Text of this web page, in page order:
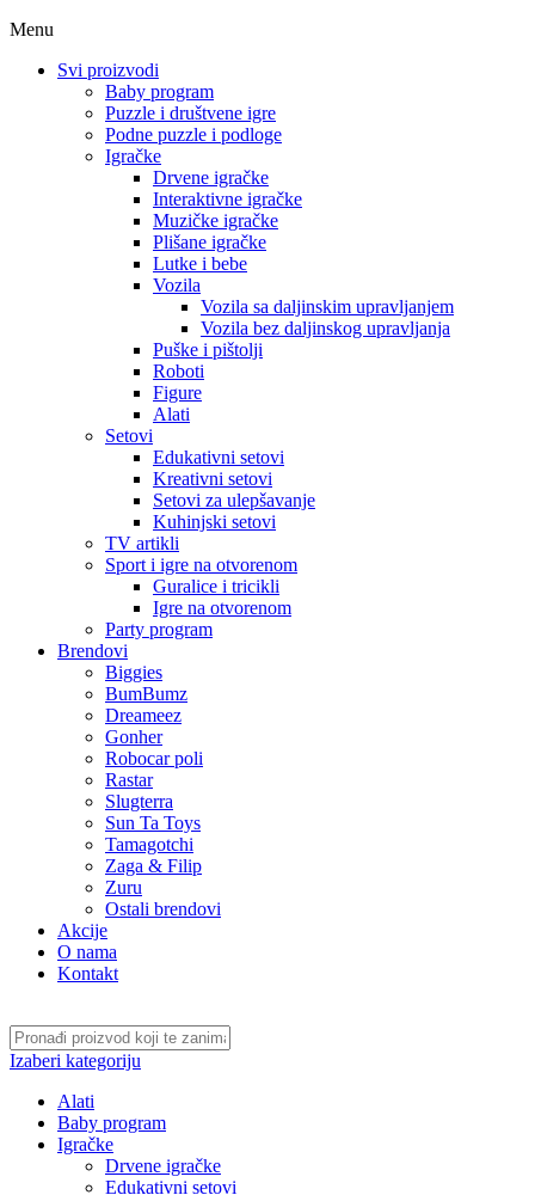
Menu
Svi proizvodi
Baby program
Puzzle i društvene igre
Podne puzzle i podloge
Igračke
Drvene igračke
Interaktivne igračke
Muzičke igračke
Plišane igračke
Lutke i bebe
Vozila
Vozila sa daljinskim upravljanjem
Vozila bez daljinskog upravljanja
Puške i pištolji
Roboti
Figure
Alati
Setovi
Edukativni setovi
Kreativni setovi
Setovi za ulepšavanje
Kuhinjski setovi
TV artikli
Sport i igre na otvorenom
Guralice i tricikli
Igre na otvorenom
Party program
Brendovi
Biggies
BumBumz
Dreameez
Gonher
Robocar poli
Rastar
Slugterra
Sun Ta Toys
Tamagotchi
Zaga & Filip
Zuru
Ostali brendovi
Akcije
O nama
Kontakt
Izaberi kategoriju
Alati
Baby program
Igračke
Drvene igračke
Edukativni setovi